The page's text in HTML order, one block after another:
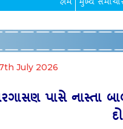
હોમ મુખ્ય
July 2026
પાસે નાસ્તા